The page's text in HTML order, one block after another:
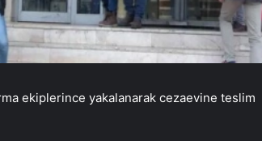
ekiplerince yakalanarak cezaevine teslim